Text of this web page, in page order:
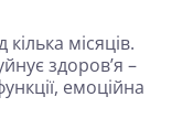
місяців.
здоров’я –
емоційна